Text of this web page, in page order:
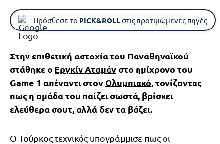
Πρόσθεσε το PICK&ROLLστις προτιμώμενες πηγές
Στην επιθετική αστοχία του Παναθηναϊκού
στάθηκε ο Εργκίν Αταμάνστο ημίχρονο του
Game 1 απέναντι στον Ολυμπιακό, τονίζοντας
πως η ομάδα του παίζει σωστά, βρίσκει
ελεύθερα σουτ, αλλά δεν τα βάζει.
Ο Τούρκος τεχνικός υπογράμμισε πως οι